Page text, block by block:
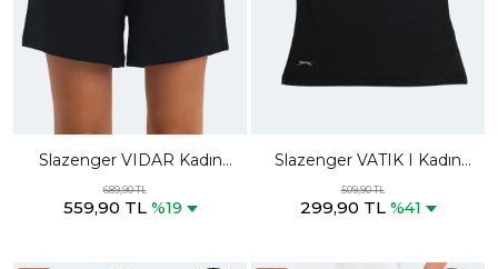
Slazenger VIDAR Kadın
Cepli Siyah Şort
689,90 TL
559,90 TL %19
Slazenger VATIK I Kadın
Slim Fit Siyah Atlet
509,90 TL
299,90 TL %41